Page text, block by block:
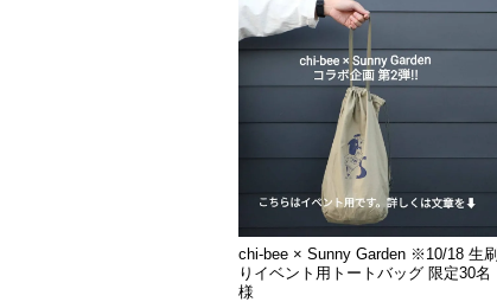
chi-bee × Sunny Garden ※10/18 生刷
りイベント用トートバッグ 限定30名
様